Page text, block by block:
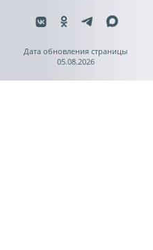
Дата обновления страницы
05.08.2026